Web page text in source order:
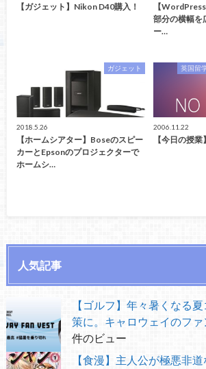
【ガジェット】Nikon D40購入！
【
部分の横幅を
ー…
ガジェット
2018.5.26
【ホームシアター】Boseのスピー
カーとEpsonのプロジェクターで
ホームシ…
英国留
2006.11.22
【今日の授
人気記事
【ゴルフ】年々暑くなる
策に。キャロウェイのファ
件のビュー
【食漫】主人公が極悪非